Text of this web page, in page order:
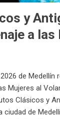
y
a
de
Mujeres al
Clásicos y
de